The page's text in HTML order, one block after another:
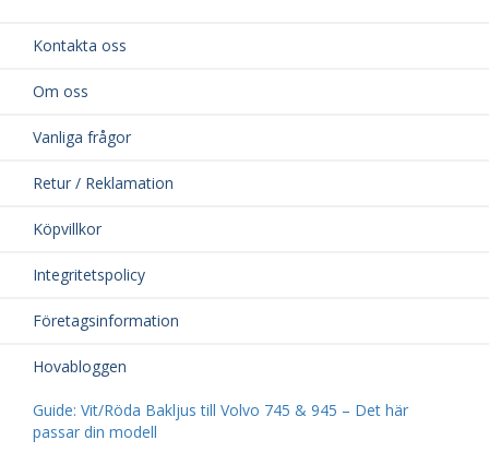
Kontakta oss
Om oss
Vanliga frågor
Retur / Reklamation
Köpvillkor
Integritetspolicy
Företagsinformation
Hovabloggen
Guide: Vit/Röda Bakljus till Volvo 745 & 945 – Det här
passar din modell